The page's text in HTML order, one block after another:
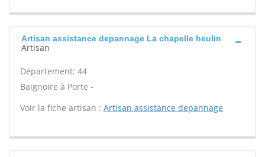
Artisan assistance depannage La chapelle heulin
Artisan
Département: 44
Baignoire à Porte -
Voir la fiche artisan : Artisan assistance depannage